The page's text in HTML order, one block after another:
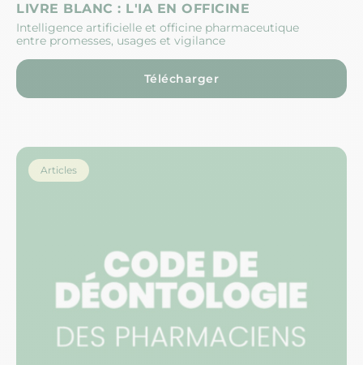
LIVRE BLANC : L'IA EN OFFICINE
Intelligence artificielle et officine pharmaceutique
entre promesses, usages et vigilance
Télécharger
Articles